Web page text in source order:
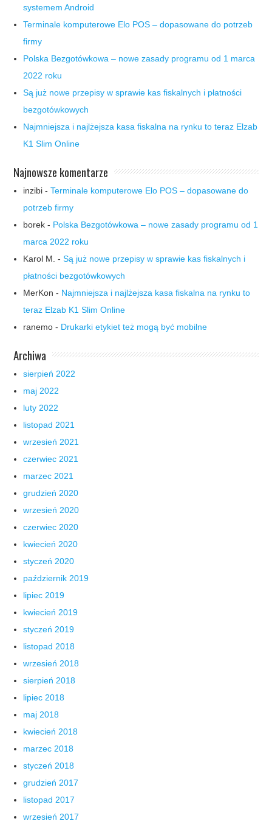
systemem Android
Terminale komputerowe Elo POS – dopasowane do potrzeb
firmy
Polska Bezgotówkowa – nowe zasady programu od 1 marca
2022 roku
Są już nowe przepisy w sprawie kas fiskalnych i płatności
bezgotówkowych
Najmniejsza i najlżejsza kasa fiskalna na rynku to teraz Elzab
K1 Slim Online
Najnowsze komentarze
inzibi -Terminale komputerowe Elo POS – dopasowane do
potrzeb firmy
borek - Polska Bezgotówkowa – nowe zasady programu od 1
marca 2022 roku
Karol M. -Są już nowe przepisy w sprawie kas fiskalnych i
płatności bezgotówkowych
MerKon - Najmniejsza i najlżejsza kasa fiskalna na rynku to
teraz Elzab K1 Slim Online
ranemo - Drukarki etykiet też mogą być mobilne
Archiwa
sierpień 2022
maj 2022
luty 2022
listopad 2021
wrzesień 2021
czerwiec 2021
marzec 2021
grudzień 2020
wrzesień 2020
czerwiec 2020
kwiecień 2020
styczeń 2020
październik 2019
lipiec 2019
kwiecień 2019
styczeń 2019
listopad 2018
wrzesień 2018
sierpień 2018
lipiec 2018
maj 2018
kwiecień 2018
marzec 2018
styczeń 2018
grudzień 2017
listopad 2017
wrzesień 2017